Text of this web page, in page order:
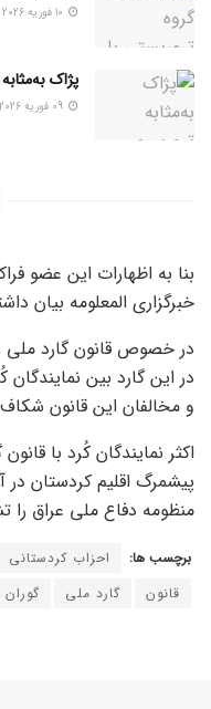
پژاک
بنا به اظهارات این عضو
خبرگزاری المعلومه بیان
در خصوص قانون گارد ملی
در این گارد بین
و مخالفان این قانون
اکثر نمایندگان کُرد با
پیشمرگ اقلیم کردستان در
منظومه دفاع ملی عراق
برچسب ها: احزاب كردستاني
قانون
گارد ملي گوران